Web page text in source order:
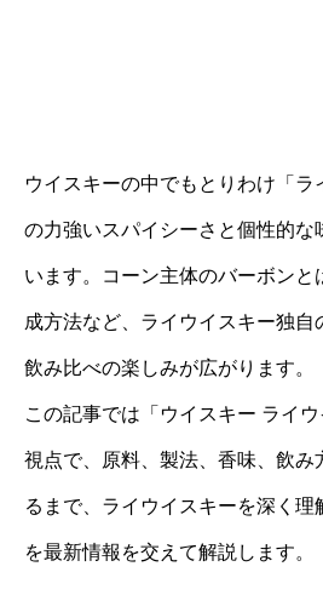
ウイスキーの中でもとりわけ「ラ
の力強いスパイシーさと個性的な
います。コーン主体のバーボンと
成方法など、ライウイスキー独自
飲み比べの楽しみが広がります。
この記事では「ウイスキー ライ
視点で、原料、製法、香味、飲み
るまで、ライウイスキーを深く理
を最新情報を交えて解説します。